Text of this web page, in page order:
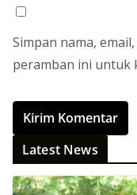
Simpan nama,
peramban ini untuk
Latest News